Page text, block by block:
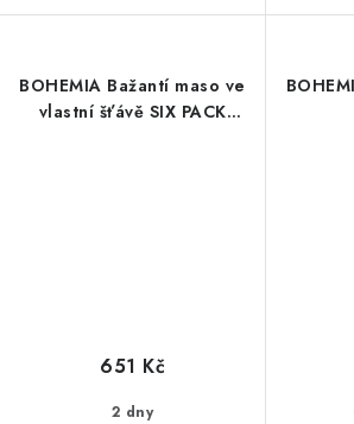
BOHEMIA Bažantí maso ve
vlastní šťávě SIX PACK
2 dny
651 Kč